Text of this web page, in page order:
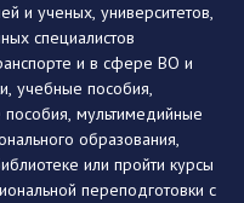
и ученых, университетов,
специалистов
и в сфере ВО и
учебные пособия,
мультимедийные
образования,
или пройти курсы
переподготовки с